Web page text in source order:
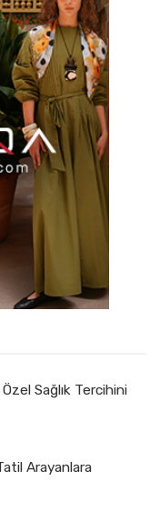
Sağlık Tercihini
Arayanlara